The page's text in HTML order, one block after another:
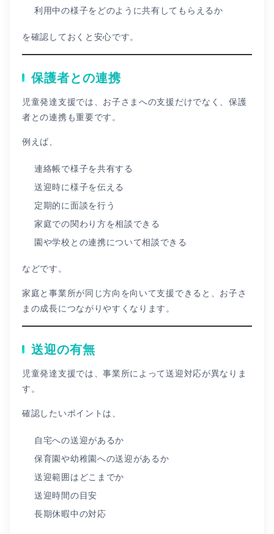
利用中の様子をどのように共有してもらえるか
を確認しておくと安心です。
保護者との連携
児童発達支援では、お子さまへの支援だけでなく、保護
者との連携も重要です。
例えば、
連絡帳で様子を共有する
送迎時に様子を伝える
定期的に面談を行う
家庭での関わり方を相談できる
園や学校との連携について相談できる
などです。
家庭と事業所が同じ方向を向いて支援できると、お子さ
まの成長につながりやすくなります。
送迎の有無
児童発達支援では、事業所によって送迎対応が異なりま
す。
確認したいポイントは、
自宅への送迎があるか
保育園や幼稚園への送迎があるか
送迎範囲はどこまでか
送迎時間の目安
長期休暇中の対応